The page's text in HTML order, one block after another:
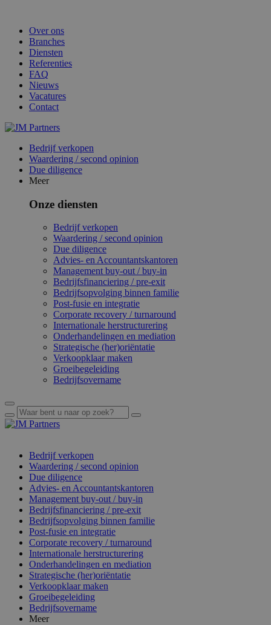
Over ons
Branches
Diensten
Referenties
FAQ
Nieuws
Vacatures
Contact
Bedrijf verkopen
Waardering / second opinion
Due diligence
Meer
Onze diensten
Bedrijf verkopen
Waardering / second opinion
Due diligence
Advies- en Accountantskantoren
Management buy-out / buy-in
Bedrijfsfinanciering / pre-exit
Bedrijfsopvolging binnen familie
Post-fusie en integratie
Corporate recovery / turnaround
Internationale herstructurering
Onderhandelingen en mediation
Strategische (her)oriëntatie
Verkoopklaar maken
Groeibegeleiding
Bedrijfsovername
Bedrijf verkopen
Waardering / second opinion
Due diligence
Advies- en Accountantskantoren
Management buy-out / buy-in
Bedrijfsfinanciering / pre-exit
Bedrijfsopvolging binnen familie
Post-fusie en integratie
Corporate recovery / turnaround
Internationale herstructurering
Onderhandelingen en mediation
Strategische (her)oriëntatie
Verkoopklaar maken
Groeibegeleiding
Bedrijfsovername
Meer